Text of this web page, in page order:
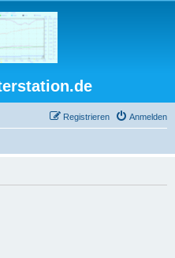
Anmelden
Registrieren